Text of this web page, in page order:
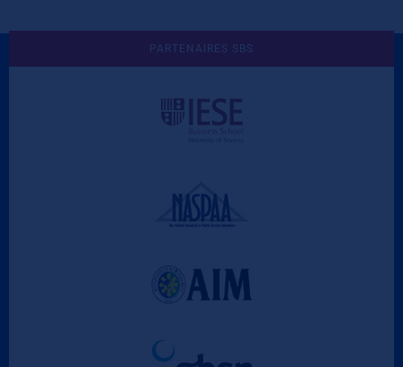
l'apprentissage
PARTENAIRES SBS